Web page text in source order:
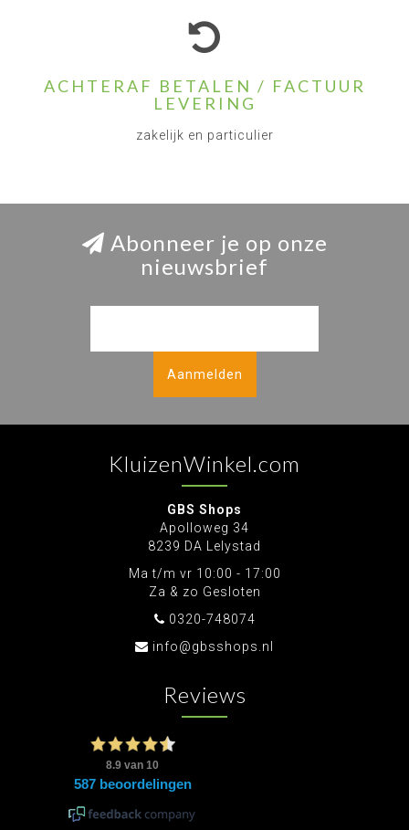
ACHTERAF BETALEN / FACTUUR
LEVERING
zakelijk en particulier
Abonneer je op onze
nieuwsbrief
Aanmelden
KluizenWinkel.com
GBS Shops
Apolloweg 34
8239 DA Lelystad
Ma t/m vr 10:00 - 17:00
Za & zo Gesloten
0320-748074
info@gbsshops.nl
Reviews